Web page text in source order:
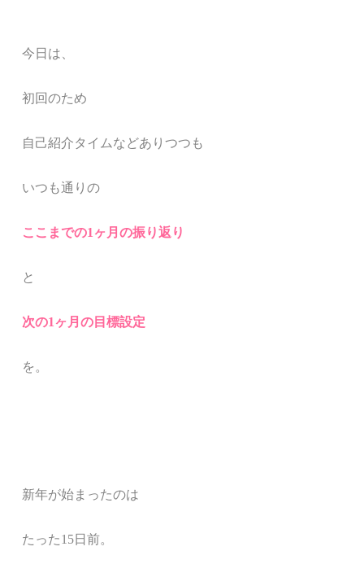
今日は、
初回のため
自己紹介タイムなどありつつも
いつも通りの
ここまでの1 ヶ月の振り返り
と
次の1 ヶ月の目標設定
を。
新年が始まったのは
たった15日前。